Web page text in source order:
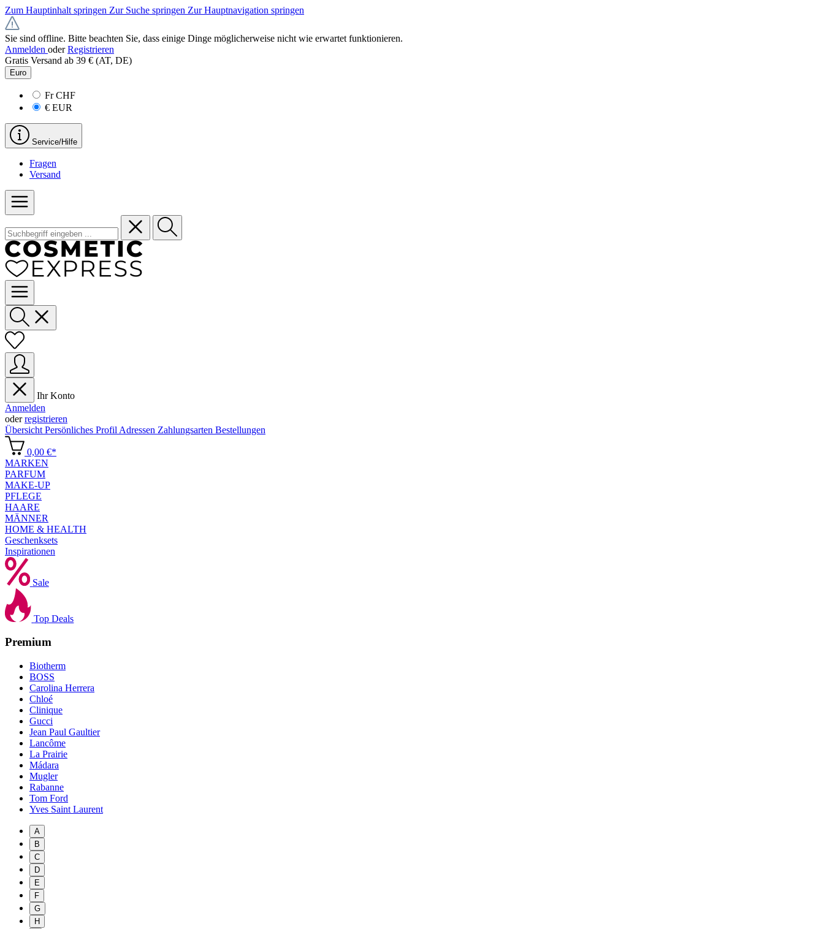
Zum Hauptinhalt springen Zur Suche springen Zur Hauptnavigation springen
Sie sind offline. Bitte beachten Sie, dass einige Dinge möglicherweise nicht wie erwartet funktionieren.
Anmelden oder Registrieren
Gratis Versand ab 39 € (AT, DE)
Euro
FrCHF
€ EUR
Service/Hilfe
Fragen
Versand
Ihr Konto
Anmelden
oderregistrieren
Übersicht Persönliches Profil Adressen Zahlungsarten Bestellungen
0,00 €*
MARKEN
PARFUM
MAKE-UP
PFLEGE
HAARE
MÄNNER
HOME & HEALTH
Geschenksets
Inspirationen
Sale
Top Deals
Premium
Biotherm
BOSS
Carolina Herrera
Chloé
Clinique
Gucci
Jean Paul Gaultier
Lancôme
La Prairie
Mádara
Mugler
Rabanne
Tom Ford
Yves Saint Laurent
A
B
C
D
E
F
G
H